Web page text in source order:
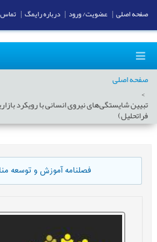
صفحه اصلی
تبیین شایستگی‌های نیروی انسانی با رویکرد
فراتحلیل)
فصلنامه آموزش و توسعه
صفحه اصلی عضویت/ ورود درباره رایمگ تماس